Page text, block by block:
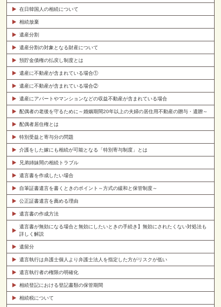
在日韓国人の相続について
相続放棄
遺産分割
遺産分割の対象となる財産について
預貯金債権の払戻し制度とは
遺産に不動産が含まれている場合①
遺産に不動産が含まれている場合②
遺産にアパートやマンションなどの収益不動産が含まれている場合
配偶者の老後を守るために～婚姻期間20年以上の夫婦の居住用不動産の贈与・遺贈～
配偶者居住権とは
特別受益と寄与分の問題
介護をした嫁にも相続が可能となる「特別寄与制度」とは
兄弟姉妹間の相続トラブル
遺言書を作成したい場合
自筆証書遺言を書くときのポイント～方式の緩和と保管制度～
公正証書遺言を薦める理由
遺言書の作成方法
遺言書が無効になる場合と無効にしたいときの手続き】無効にされたくない対処法も
詳しく解説
遺留分
遺言執行は弁護士個人より弁護士法人を指定した方がリスクが低い
遺言執行者の権限の明確化
相続登記における登記書類の保管期間
相続税について